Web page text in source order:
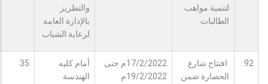
لتنمية مواهب
الطالبات
والتطريز
بالإدارة العامة
لرعاية الشباب
92
افتتاح شارع
الحضارة ضمن
17/2/2022م حتى
19/2/2022م
أمام كليه
الهندسة
35